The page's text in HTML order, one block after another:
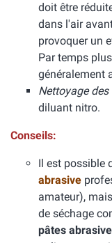
doit être
dans l'air
provoquer un
Par temps
généralement
Nettoyage des
diluant nitro.
Conseils:
Il est possible
abrasive
amateur),
de séchage
pâtes